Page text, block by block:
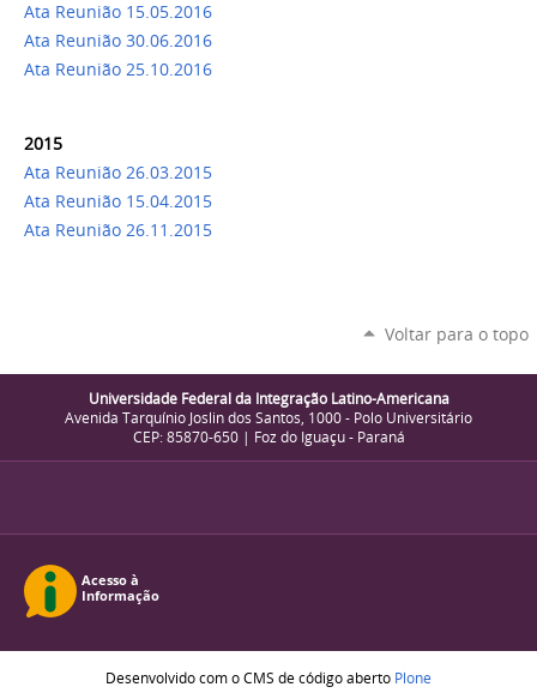
Ata Reunião 15.05.2016
Ata Reunião 30.06.2016
Ata Reunião 25.10.2016
2015
Ata Reunião 26.03.2015
Ata Reunião 15.04.2015
Ata Reunião 26.11.2015
Voltar para o topo
Universidade Federal da Integração Latino-Americana
Avenida Tarquínio Joslin dos Santos, 1000 - Polo Universitário
CEP: 85870-650 | Foz do Iguaçu - Paraná
Desenvolvido com o CMS de código aberto Plone